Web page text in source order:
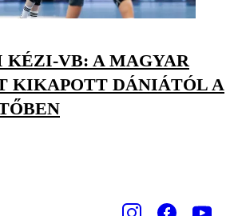
KÉZI-VB: A MAGYAR
KIKAPOTT DÁNIÁTÓL A